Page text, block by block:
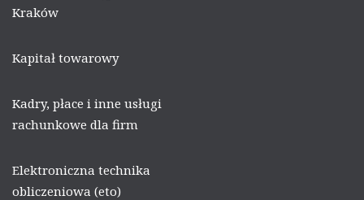
Kraków
Kapitał towarowy
Kadry, płace i inne usługi
rachunkowe dla firm
Elektroniczna technika
obliczeniowa (eto)